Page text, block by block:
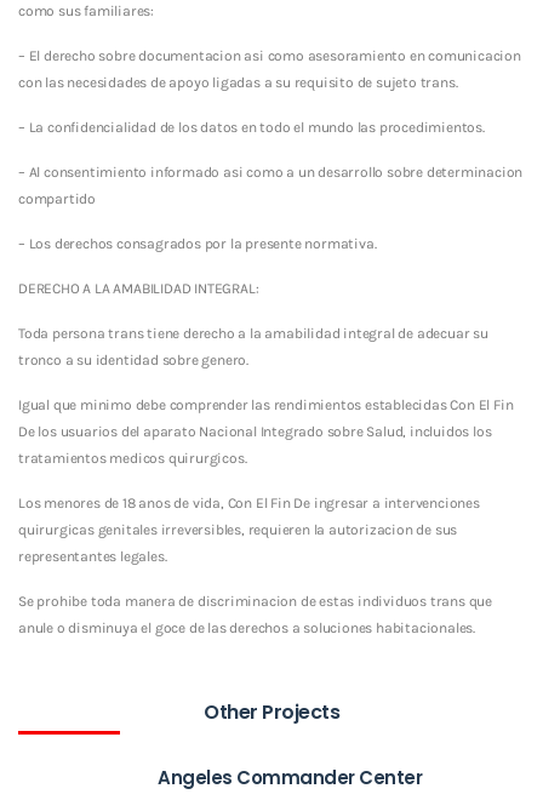
como sus familiares:
– El derecho sobre documentacion asi­ como asesoramiento en comunicacion
con las necesidades de apoyo ligadas a su requisito de sujeto trans.
– La confidencialidad de los datos en todo el mundo las procedimientos.
– Al consentimiento informado asi­ como a un desarrollo sobre determinacion
compartido
– Los derechos consagrados por la presente normativa.
DERECHO A LA AMABILIDAD INTEGRAL:
Toda persona trans tiene derecho a la amabilidad integral de adecuar su
tronco a su identidad sobre genero.
Igual que minimo debe comprender las rendimientos establecidas Con El Fin
De los usuarios del aparato Nacional Integrado sobre Salud, incluidos los
tratamientos medicos quirurgicos.
Los menores de 18 anos de vida, Con El Fin De ingresar a intervenciones
quirurgicas genitales irreversibles, requieren la autorizacion de sus
representantes legales.
Se prohibe toda manera de discriminacion de estas individuos trans que
anule o disminuya el goce de las derechos a soluciones habitacionales.
Other Projects
Angeles Commander Center